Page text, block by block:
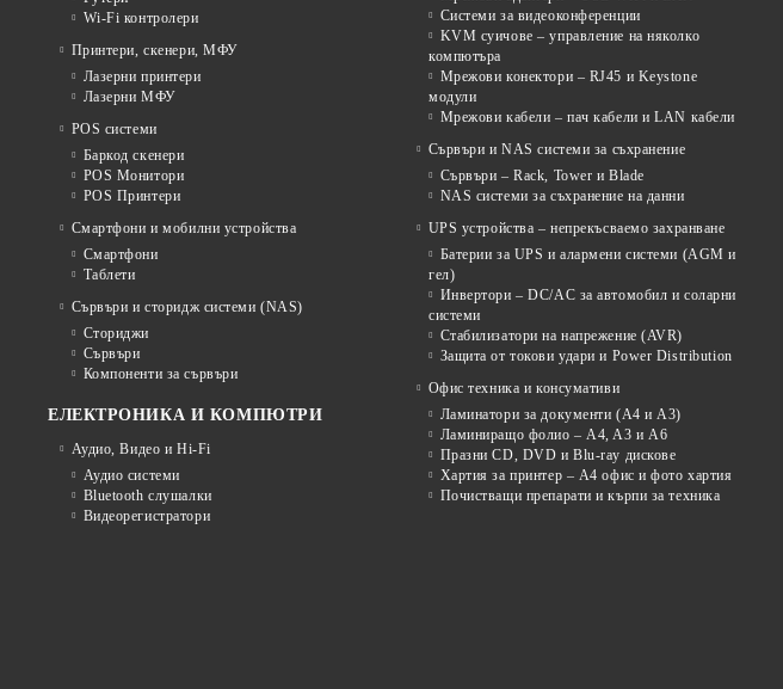
Wi-Fi контролери
Принтери, скенери, МФУ
Лазерни принтери
Лазерни МФУ
POS системи
Баркод скенери
POS Монитори
POS Принтери
Смартфони и мобилни устройства
Смартфони
Таблети
Сървъри и сторидж системи (NAS)
Сториджи
Сървъри
Компоненти за сървъри
ЕЛЕКТРОНИКА И КОМПЮТРИ
Аудио, Видео и Hi-Fi
Аудио системи
Bluetooth слушалки
Видеорегистратори
Системи за видеоконференции
KVM суичове – управление на няколко
компютъра
Мрежови конектори – RJ45 и Keystone
модули
Мрежови кабели – пач кабели и LAN кабели
Сървъри и NAS системи за съхранение
Сървъри – Rack, Tower и Blade
NAS системи за съхранение на данни
UPS устройства – непрекъсваемо захранване
Батерии за UPS и алармени системи (AGM и
гел)
Инвертори – DC/AC за автомобил и соларни
системи
Стабилизатори на напрежение (AVR)
Защита от токови удари и Power Distribution
Офис техника и консумативи
Ламинатори за документи (A4 и A3)
Ламиниращо фолио – A4, A3 и A6
Празни CD, DVD и Blu-ray дискове
Хартия за принтер – A4 офис и фото хартия
Почистващи препарати и кърпи за техника